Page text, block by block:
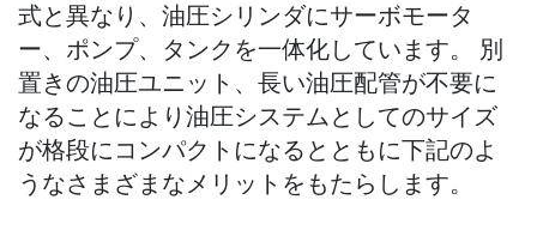
式と異なり、油圧シリンダにサーボモータ
ー、ポンプ、タンクを一体化しています。 別
置きの油圧ユニット、長い油圧配管が不要に
なることにより油圧システムとしてのサイズ
が格段にコンパクトになるとともに下記のよ
うなさまざまなメリットをもたらします。